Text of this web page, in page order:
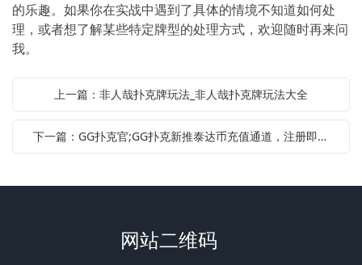
的乐趣。如果你在实战中遇到了具体的情境不知道如何处
理，或者想了解某些特定牌型的处理方式，欢迎随时再来问
我。
上一篇：非人哉扑克牌玩法_非人哉扑克牌玩法大全
下一篇：GG扑克官;GG扑克新推泰达币充值通道，注册即赠豪礼助力赛事狂欢
网站二维码